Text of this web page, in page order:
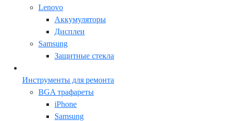
Lenovo
Аккумуляторы
Дисплеи
Samsung
Защитные стекла
Инструменты для ремонта
BGA трафареты
iPhone
Samsung